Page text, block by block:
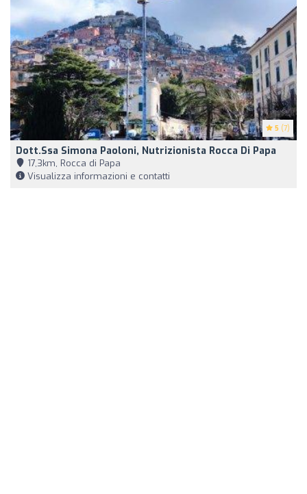
5 (7)
Dott.ssa Simona Paoloni, Nutrizionista Rocca Di Papa
17,3km, Rocca di Papa
Visualizza informazioni e contatti